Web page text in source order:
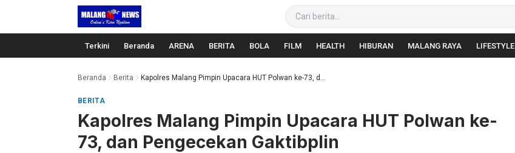
Langsung ke konten
Terkini Beranda ARENA BERITA BOLA FILM HEALTH HIBURAN MALANG RAYA LIFESTYLE
Beranda Berita Kapolres Malang Pimpin Upacara HUT Polwan ke-73, d...
BERITA
Kapolres Malang Pimpin Upacara HUT Polwan ke-
73, dan Pengecekan Gaktibplin